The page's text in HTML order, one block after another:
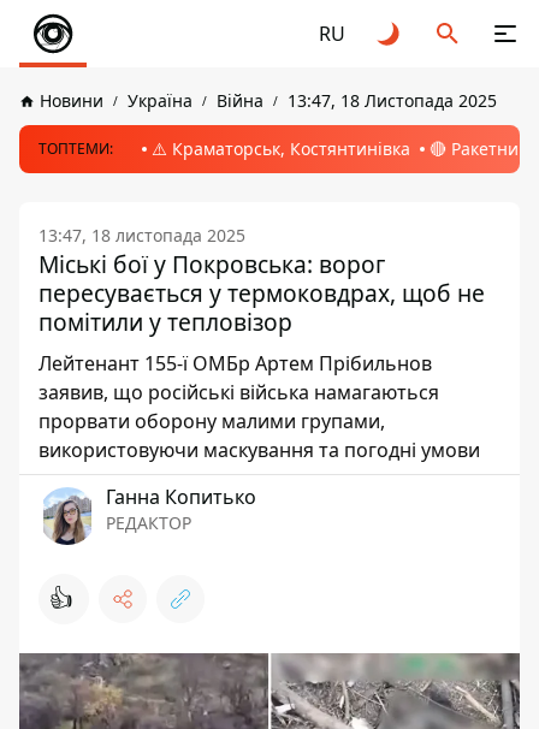
RU
Новини Україна Війна 13:47, 18 Листопада 2025
ТОПТЕМИ: ⚠️ Краматорськ, Костянтинівка 🔴 Ракетний
13:47, 18 листопада 2025
Міські бої у Покровська: ворог
пересувається у термоковдрах, щоб не
помітили у тепловізор
Лейтенант 155-ї ОМБр Артем Прібильнов
заявив, що російські війська намагаються
прорвати оборону малими групами,
використовуючи маскування та погодні умови
Ганна Копитько
РЕДАКТОР
👍